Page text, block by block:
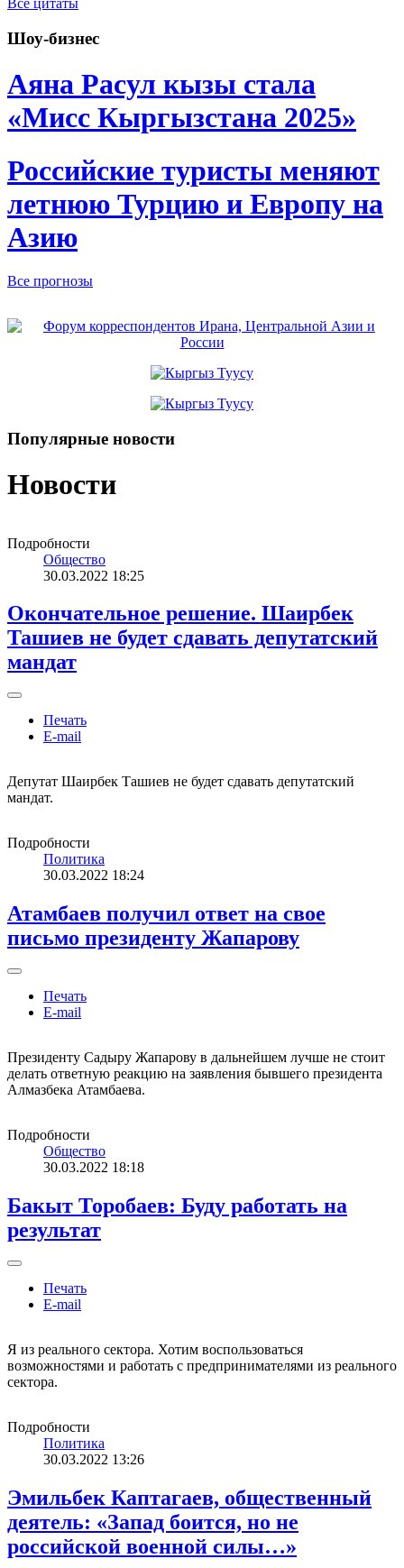
Все цитаты
Шоу-бизнес
Аяна Расул кызы стала
«Мисс Кыргызстана 2025»
Российские туристы меняют
летнюю Турцию и Европу на
Азию
Все прогнозы
Популярные новости
Новости
Подробности
Общество
30.03.2022 18:25
Окончательное решение. Шаирбек
Ташиев не будет сдавать депутатский
мандат
Печать
E-mail
Депутат Шаирбек Ташиев не будет сдавать депутатский
мандат.
Подробности
Политика
30.03.2022 18:24
Атамбаев получил ответ на свое
письмо президенту Жапарову
Печать
E-mail
Президенту Садыру Жапарову в дальнейшем лучше не стоит
делать ответную реакцию на заявления бывшего президента
Алмазбека Атамбаева.
Подробности
Общество
30.03.2022 18:18
Бакыт Торобаев: Буду работать на
результат
Печать
E-mail
Я из реального сектора. Хотим воспользоваться
возможностями и работать с предпринимателями из реального
сектора.
Подробности
Политика
30.03.2022 13:26
Эмильбек Каптагаев, общественный
деятель: «Запад боится, но не
российской военной силы…»